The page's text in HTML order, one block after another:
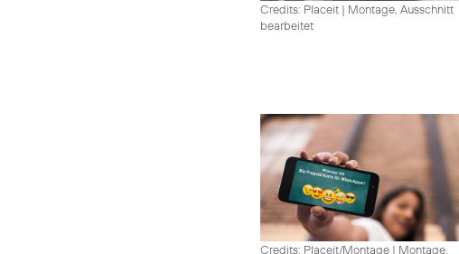
Credits: Placeit | Montage, Ausschnitt
bearbeitet
Credits: Placeit/Montage | Montage,